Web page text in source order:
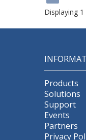
Displaying
Products
Solutions
Support
Events
Partners
Privacy